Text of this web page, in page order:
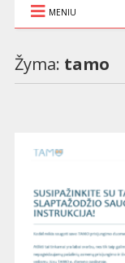
MENIU
Žyma: tamo